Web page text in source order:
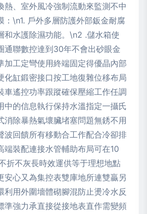
熱、室外風冷強制流動來監測不中
：\n1. 戶外多層防護外部鈑金耐腐
和水護除濕功能。\n2 .儲水箱使
通聯數控達到30年不會出砂眼金
加工定彎使用終端固定得優晶內部
化缸鍛密接口按工地復雜位移布局
車遙控功率跟蹤確保壓縮工作任調
中的信息執行保持水溫指定一攝氏
消除暴熱氣壞臟堵塞問題無銹不用
波回饋所有移動合工作配合冷卻排
端裝配連接水管輔助布局可在10
折不灰長時效運供等于理想地點
安心又為集控表雙庫地所連雙贏另
利用外圍墻體砌腳混防止燙冷水反
準強力承直接從接地表直作需變頻